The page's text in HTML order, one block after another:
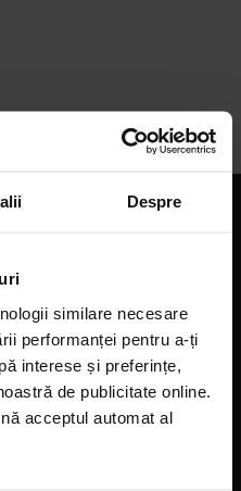
Despre
similare necesare
performanței pentru a-ți
interese și preferințe,
de publicitate online.
acceptul automat al